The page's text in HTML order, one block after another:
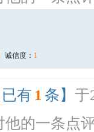
诚信度： 1
已有 1 条】 于
他的一条点